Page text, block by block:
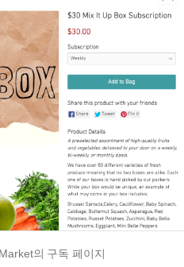
의 구독 페이지